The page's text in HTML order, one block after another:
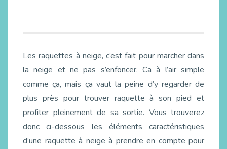
Les raquettes à neige, c’est fait pour marcher dans
la neige et ne pas s’enfoncer. Ca à l’air simple
comme ça, mais ça vaut la peine d’y regarder de
plus près pour trouver raquette à son pied et
profiter pleinement de sa sortie. Vous trouverez
donc ci-dessous les éléments caractéristiques
d’une raquette à neige à prendre en compte pour